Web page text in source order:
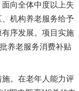
向全体中度以上失
机构养老服务给予
序发展。项目实施
养老服务消费补贴
。在老年人能力评